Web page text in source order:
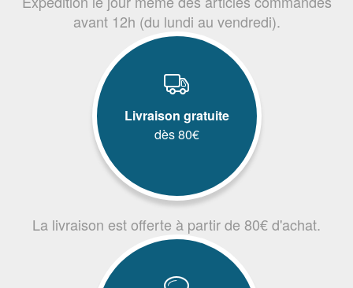
avant 12h (du lundi au vendredi).
Livraison gratuite
dès 80€
La livraison est offerte à partir de 80€ d'achat.